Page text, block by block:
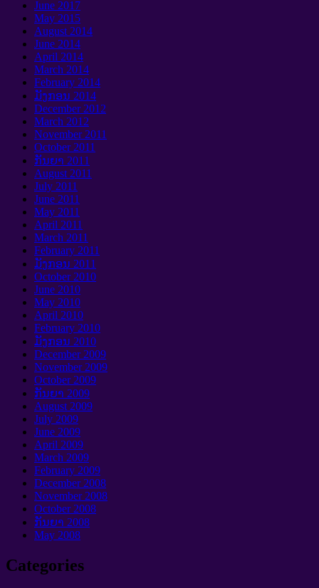
June 2017
May 2015
August 2014
June 2014
April 2014
March 2014
February 2014
ມັງກອນ 2014
December2012
March 2012
November2011
October2011
ກັນຍາ 2011
August 2011
July 2011
June 2011
May 2011
April 2011
March 2011
February 2011
ມັງກອນ 2011
October2010
June 2010
May 2010
April 2010
February 2010
ມັງກອນ 2010
December2009
November2009
October2009
ກັນຍາ 2009
August 2009
July 2009
June 2009
April 2009
March 2009
February 2009
December2008
November2008
October2008
ກັນຍາ 2008
May 2008
Categories